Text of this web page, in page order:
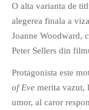
O alta varianta de
alegerea finala a
Joanne Woodward,
Peter Sellers din
Protagonista este
of Eve merita vazut,
umor, al caror